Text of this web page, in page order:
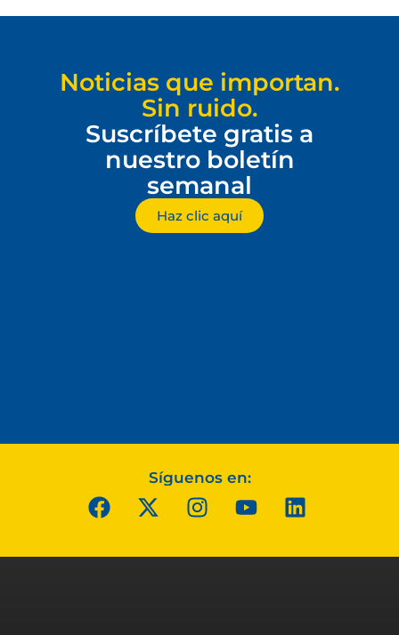
Noticias que importan.
Sin ruido.
Suscríbete gratis a
nuestro boletín
semanal
Haz clic aquí
Síguenos en: